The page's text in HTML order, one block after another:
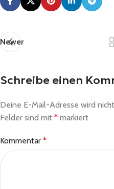
Newer
Schreibe einen
Deine E-Mail-Adresse wird
Felder sind mit * markiert
Kommentar *